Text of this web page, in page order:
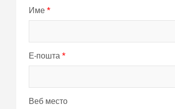
Име *
Е-пошта *
Веб место